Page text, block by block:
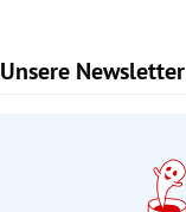
Unsere Newsletter
Slide 1 von 9